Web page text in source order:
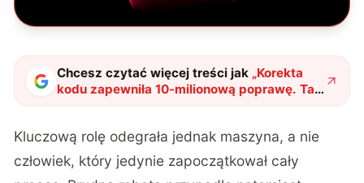
Chcesz czytać więcej treści jak „Korekta
kodu zapewniła 10-milionową poprawę. Tak
usprawnili nagrzewanie plazmy"?
Kluczową rolę odegrała jednak maszyna, a nie
człowiek, który jedynie zapoczątkował cały